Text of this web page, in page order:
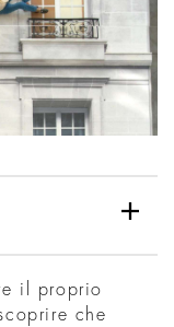
il proprio
che